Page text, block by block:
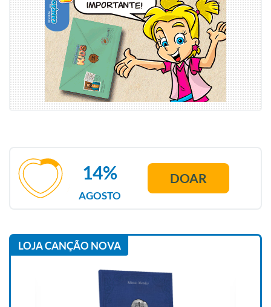
AGOSTO
14% DOAR
LOJA CANÇÃO NOVA